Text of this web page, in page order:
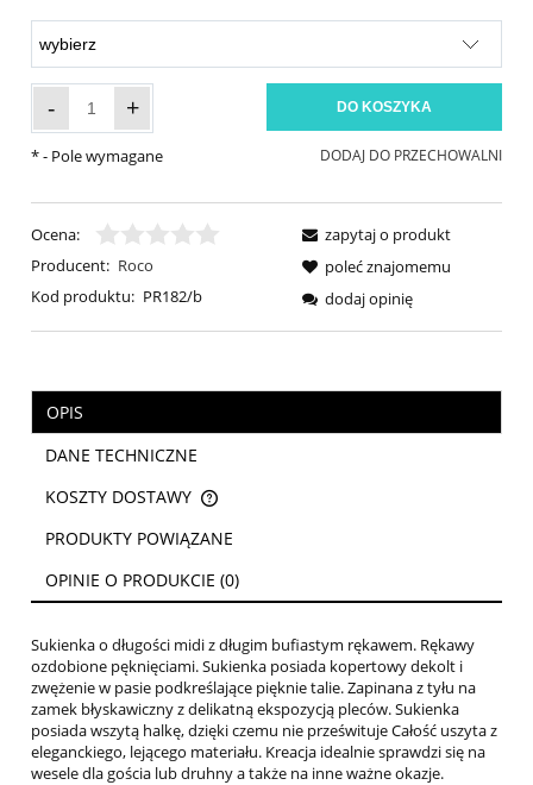
- + DO KOSZYKA
DODAJ DO PRZECHOWALNI
*- Pole wymagane
Ocena:
Producent: Roco
Kod produktu: PR182/b
zapytaj o produkt
poleć znajomemu
dodaj opinię
OPIS
DANE TECHNICZNE
KOSZTY DOSTAWY
CENA NIE ZAWIERA EWENTUALNYCH KOSZTÓW PŁATNOŚCI
PRODUKTY POWIĄZANE
OPINIE O PRODUKCIE (0)
Sukienka o długości midi z długim bufiastym rękawem. Rękawy
ozdobione pęknięciami. Sukienka posiada kopertowy dekolt i
zwężenie w pasie podkreślające pięknie talie. Zapinana z tyłu na
zamek błyskawiczny z delikatną ekspozycją pleców. Sukienka
posiada wszytą halkę, dzięki czemu nie prześwituje Całość uszyta z
eleganckiego, lejącego materiału. Kreacja idealnie sprawdzi się na
wesele dla gościa lub druhny a także na inne ważne okazje.